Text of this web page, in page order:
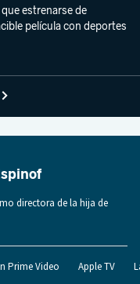
estrenarse de
película con deportes
directora de la hija de
Prime Video Apple TV